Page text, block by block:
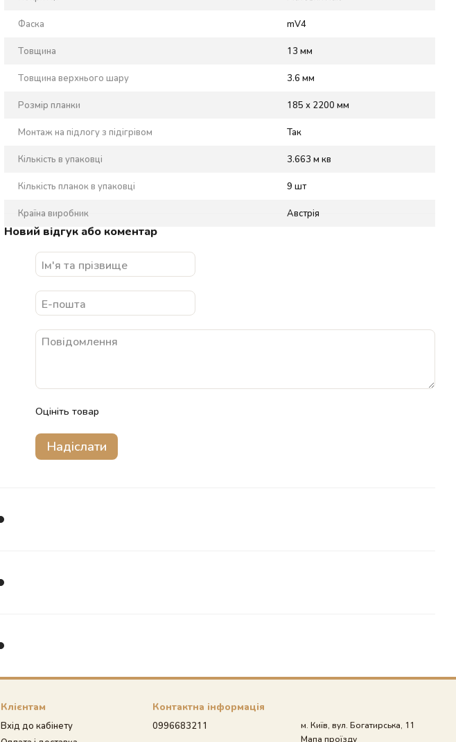
Фаска mV4
Товщина 13 мм
Товщина верхнього шару 3.6 мм
Розмір планки 185 x 2200 мм
Монтаж на підлогу з підігрівом Так
Кількість в упаковці 3.663 м кв
Кількість планок в упаковці 9 шт
Країна виробник Австрія
Новий відгук або коментар
Оцініть товар
Надіслати
Клієнтам
Вхід до кабінету
Контактна інформація
0996683211
м. Київ, вул. Богатирська, 11
Мапа проїзду